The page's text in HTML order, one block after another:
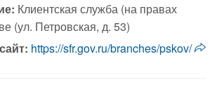
Клиентская служба (на правах
(ул. Петровская, д. 53)
https://sfr.gov.ru/branches/pskov/